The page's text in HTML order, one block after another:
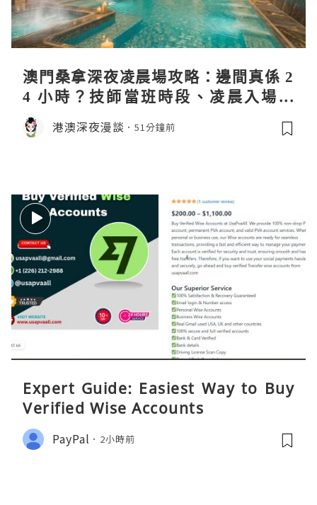
澳門桑拿深夜凌晨場攻略：邊間真係 2
4 小時？技師當班時段、凌晨入場流
程、過夜安排一次過講清
港澳深夜漫談 51分鐘前
Expert Guide: Easiest Way to Buy
Verified Wise Accounts
PayPal 2小時前